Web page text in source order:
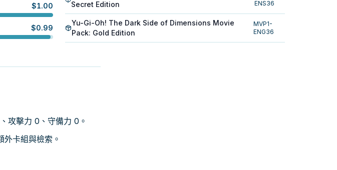
$1.00
$0.99
Secret Edition
ENS36
Yu-Gi-Oh! The Dark Side of Dimensions Movie
Pack: Gold Edition
MVP1-
ENG36
攻擊力 0、守備力 0。
卡組與檢索。